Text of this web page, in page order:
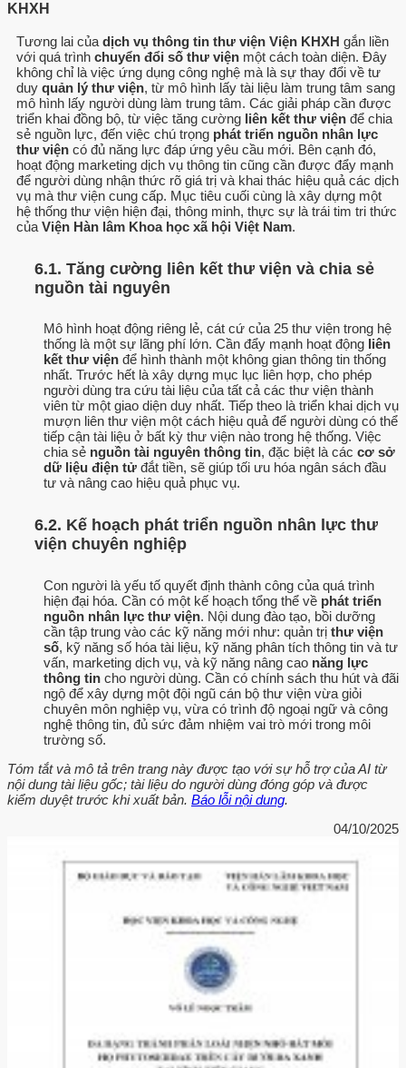
KHXH
Tương lai của dịch vụ thông tin thư viện Viện KHXH gắn liền
với quá trình chuyển đổi số thư viện một cách toàn diện. Đây
không chỉ là việc ứng dụng công nghệ mà là sự thay đổi về tư
duy quản lý thư viện, từ mô hình lấy tài liệu làm trung tâm sang
mô hình lấy người dùng làm trung tâm. Các giải pháp cần được
triển khai đồng bộ, từ việc tăng cường liên kết thư viện để chia
sẻ nguồn lực, đến việc chú trọng phát triển nguồn nhân lực
thư viện có đủ năng lực đáp ứng yêu cầu mới. Bên cạnh đó,
hoạt động marketing dịch vụ thông tin cũng cần được đẩy mạnh
để người dùng nhận thức rõ giá trị và khai thác hiệu quả các dịch
vụ mà thư viện cung cấp. Mục tiêu cuối cùng là xây dựng một
hệ thống thư viện hiện đại, thông minh, thực sự là trái tim tri thức
của Viện Hàn lâm Khoa học xã hội Việt Nam.
6.1. Tăng cường liên kết thư viện và chia sẻ
nguồn tài nguyên
Mô hình hoạt động riêng lẻ, cát cứ của 25 thư viện trong hệ
thống là một sự lãng phí lớn. Cần đẩy mạnh hoạt động liên
kết thư viện để hình thành một không gian thông tin thống
nhất. Trước hết là xây dựng mục lục liên hợp, cho phép
người dùng tra cứu tài liệu của tất cả các thư viện thành
viên từ một giao diện duy nhất. Tiếp theo là triển khai dịch vụ
mượn liên thư viện một cách hiệu quả để người dùng có thể
tiếp cận tài liệu ở bất kỳ thư viện nào trong hệ thống. Việc
chia sẻ nguồn tài nguyên thông tin, đặc biệt là các cơ sở
dữ liệu điện tử đắt tiền, sẽ giúp tối ưu hóa ngân sách đầu
tư và nâng cao hiệu quả phục vụ.
6.2. Kế hoạch phát triển nguồn nhân lực thư
viện chuyên nghiệp
Con người là yếu tố quyết định thành công của quá trình
hiện đại hóa. Cần có một kế hoạch tổng thể về phát triển
nguồn nhân lực thư viện. Nội dung đào tạo, bồi dưỡng
cần tập trung vào các kỹ năng mới như: quản trị thư viện
số, kỹ năng số hóa tài liệu, kỹ năng phân tích thông tin và tư
vấn, marketing dịch vụ, và kỹ năng nâng cao năng lực
thông tin cho người dùng. Cần có chính sách thu hút và đãi
ngộ để xây dựng một đội ngũ cán bộ thư viện vừa giỏi
chuyên môn nghiệp vụ, vừa có trình độ ngoại ngữ và công
nghệ thông tin, đủ sức đảm nhiệm vai trò mới trong môi
trường số.
Tóm tắt và mô tả trên trang này được tạo với sự hỗ trợ của AI từ
nội dung tài liệu gốc; tài liệu do người dùng đóng góp và được
kiểm duyệt trước khi xuất bản. Báo lỗi nội dung.
04/10/2025